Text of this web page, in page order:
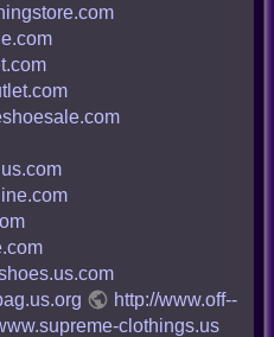
http://www.off--
clothings.us